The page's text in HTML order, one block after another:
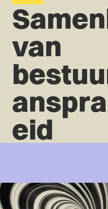
van
eid